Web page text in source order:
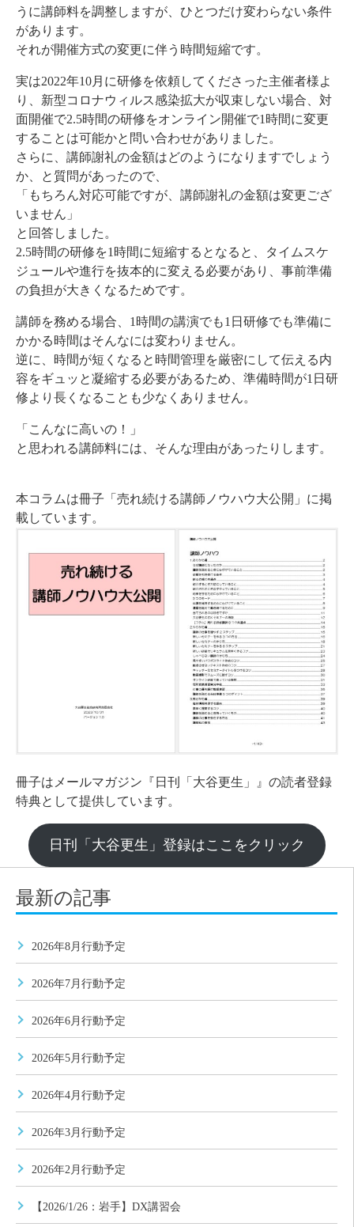
最新の記事
2026年8月行動予定
2026年7月行動予定
2026年6月行動予定
2026年5月行動予定
2026年4月行動予定
2026年3月行動予定
2026年2月行動予定
【2026/1/26：岩手】DX講習会
うに講師料を調整しますが、ひとつだけ変わらない条件
があります。
それが開催方式の変更に伴う時間短縮です。
実は2022年10月に研修を依頼してくださった主催者様よ
り、新型コロナウィルス感染拡大が収束しない場合、対
面開催で2.5時間の研修をオンライン開催で1時間に変更
することは可能かと問い合わせがありました。
さらに、講師謝礼の金額はどのようになりますでしょう
か、と質問があったので、
「もちろん対応可能ですが、講師謝礼の金額は変更ござ
いません」
と回答しました。
2.5時間の研修を1時間に短縮するとなると、タイムスケ
ジュールや進行を抜本的に変える必要があり、事前準備
の負担が大きくなるためです。
講師を務める場合、1時間の講演でも1日研修でも準備に
かかる時間はそんなには変わりません。
逆に、時間が短くなると時間管理を厳密にして伝える内
容をギュッと凝縮する必要があるため、準備時間が1日研
修より長くなることも少なくありません。
「こんなに高いの！」
と思われる講師料には、そんな理由があったりします。
本コラムは冊子「売れ続ける講師ノウハウ大公開」に掲
載しています。
冊子はメールマガジン『日刊「大谷更生」』の読者登録
特典として提供しています。
日刊「大谷更生」登録はここをクリック